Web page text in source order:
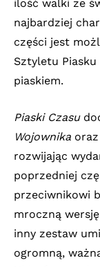
ilość walki ze
najbardziej
części jest
Sztyletu Piasku
piaskiem.
Piaski Czasu
Wojownika oraz
rozwijając
poprzedniej
przeciwnikowi
mroczną
inny zestaw
ogromną,